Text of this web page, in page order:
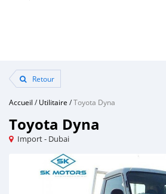
Retour
Accueil /Utilitaire /Toyota Dyna
Toyota Dyna
Import - Dubai